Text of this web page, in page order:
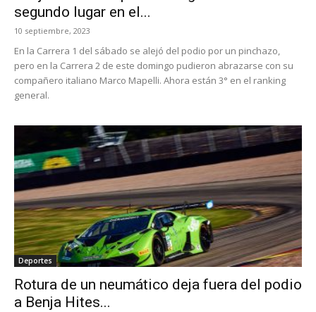
segundo lugar en el...
10 septiembre, 2023
En la Carrera 1 del sábado se alejó del podio por un pinchazo,
pero en la Carrera 2 de este domingo pudieron abrazarse con su
compañero italiano Marco Mapelli. Ahora están 3° en el ranking
general.
Deportes
Rotura de un neumático deja fuera del podio
a Benja Hites...